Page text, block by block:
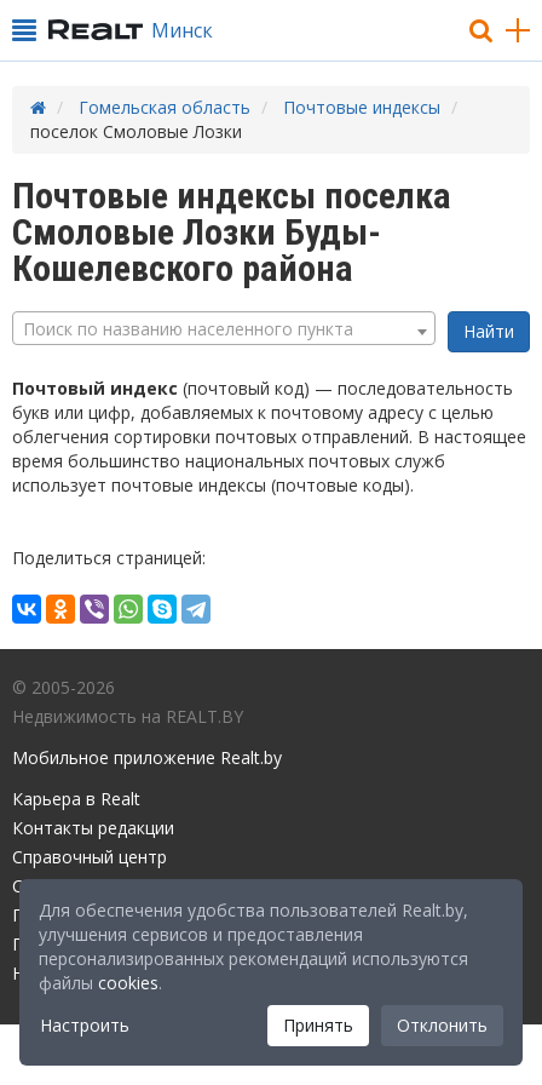
Для обеспечения удобства пользователей Realt.by,
улучшения сервисов и предоставления
персонализированных рекомендаций используются
файлы cookies.
Настроить
Принять Отклонить
Минск
Гомельская область
Почтовые индексы
поселок Смоловые Лозки
Почтовые индексы поселка
Смоловые Лозки Буды-
Кошелевского района
Поиск по названию населенного пункта
Почтовый индекс (почтовый код) — последовательность
букв или цифр, добавляемых к почтовому адресу с целью
облегчения сортировки почтовых отправлений. В настоящее
время большинство национальных почтовых служб
использует почтовые индексы (почтовые коды).
Поделиться страницей:
© 2005-2026
Недвижимость на REALT.BY
Мобильное приложение Realt.by
Карьера в Realt
Контакты редакции
Справочный центр
Служба поддержки
Прейскурант
Правовые документы
Настройка файлов cookies